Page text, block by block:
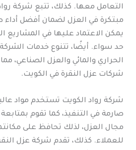
التعامل معها. كذلك، تتبع شركة
مبتكرة في العزل لضمان أفضل أداء
يمكن الاعتماد عليها في المشاريع
حد سواء. أيضًا، تتنوع خدمات
الحراري والمائي والعزل الصناعي،
شركات عزل النقرة في الكويت.
شركة رواد الكويت تستخدم مواد
صارمة في التنفيذ، كما تقوم
مجال العزل، لذلك تحافظ على
للعملاء. كذلك، تقدم شركة عزل